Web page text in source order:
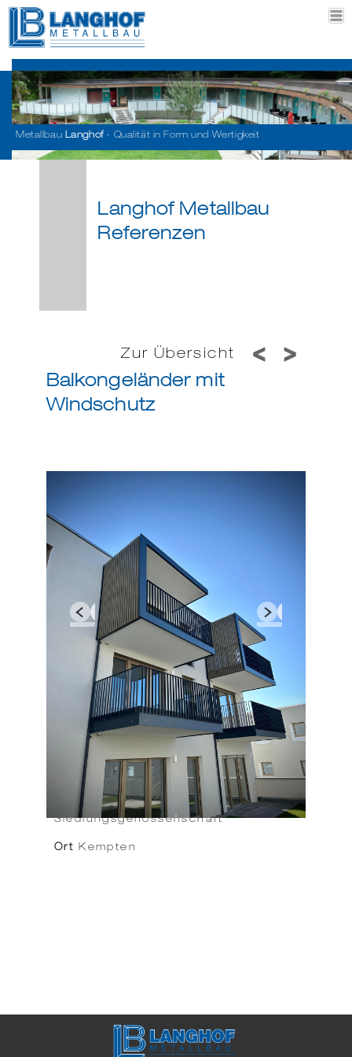
Metallbau Langhof- Qualität in Form und Wertigkeit
Langhof Metallbau
Referenzen
Zur Übersicht
Balkongeländer mit
Windschutz
Objekt
Bau- u.
Siedlungsgenossenschaft
Ort Kempten